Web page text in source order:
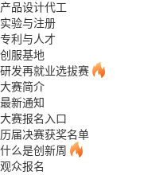
产品设计代工
实验与注册
专利与人才
创服基地
研发再就业选拔赛
大赛简介
最新通知
大赛报名入口
历届决赛获奖名单
什么是创新周
观众报名